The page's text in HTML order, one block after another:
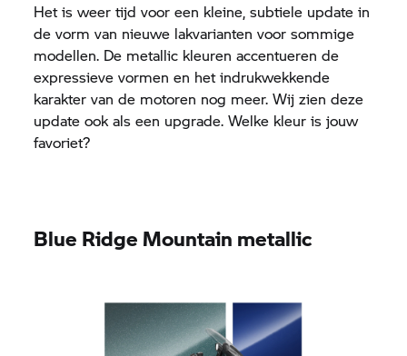
Het is weer tijd voor een kleine, subtiele update in
de vorm van nieuwe lakvarianten voor sommige
modellen. De metallic kleuren accentueren de
expressieve vormen en het indrukwekkende
karakter van de motoren nog meer. Wij zien deze
update ook als een upgrade. Welke kleur is jouw
favoriet?
Blue Ridge Mountain metallic